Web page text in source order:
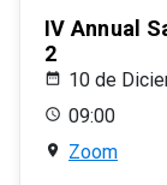
IV Annual
2
10 de
09:00
Zoom